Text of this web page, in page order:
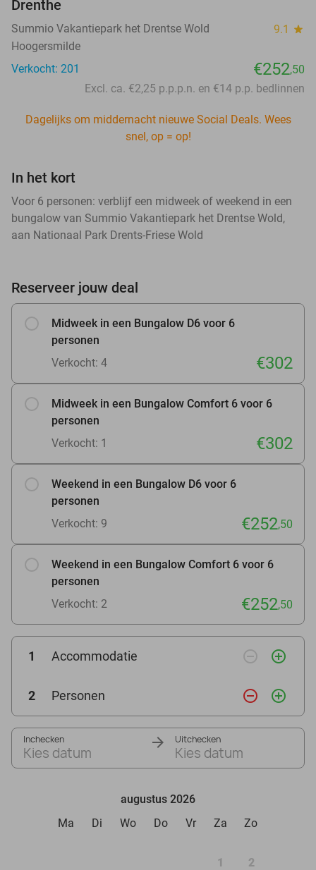
Drenthe
Summio Vakantiepark het Drentse Wold 9.1 star
Hoogersmilde
Verkocht: 201
€252,50
Excl. ca. €2,25 p.p.p.n. en €14 p.p. bedlinnen
Dagelijks om middernacht nieuwe Social Deals. Wees
snel, op = op!
In het kort
Voor 6 personen: verblijf een midweek of weekend in een
bungalow van Summio Vakantiepark het Drentse Wold,
aan Nationaal Park Drents-Friese Wold
Reserveer jouw deal
Midweek in een Bungalow D6 voor 6
personen
Verkocht: 4
€302
Midweek in een Bungalow Comfort 6 voor 6
personen
Verkocht: 1
€302
Weekend in een Bungalow D6 voor 6
personen
Verkocht: 9
€252,50
Weekend in een Bungalow Comfort 6 voor 6
personen
Verkocht: 2
€252,50
1 Accommodatie remove_circle_outline add_circle_outline
2 Personen remove_circle_outline add_circle_outline
Inchecken
Kies datum
Uitchecken
Kies datum
augustus 2026
Ma
Di Wo Do Vr Za Zo
1 2